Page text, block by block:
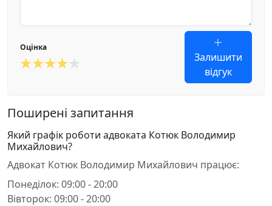
Оцінка
Залишити
відгук
Поширені запитання
Який графік роботи адвоката Котюк Володимир
Михайлович?
Адвокат Котюк Володимир Михайлович працює:
Понеділок: 09:00 - 20:00
Вівторок: 09:00 - 20:00